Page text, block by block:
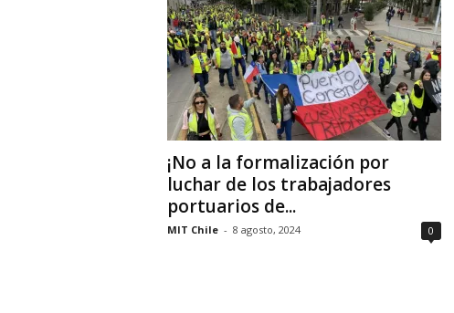
¡No a la formalización por
luchar de los trabajadores
portuarios de...
MIT Chile - 8 agosto, 2024 0